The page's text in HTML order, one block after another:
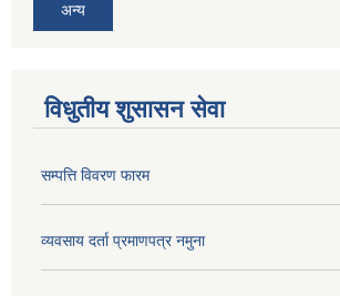
अन्य
विधुतीय शुसासन सेवा
सम्पत्ति विवरण फारम
व्यवसाय दर्ता प्रमाणपत्र नमुना